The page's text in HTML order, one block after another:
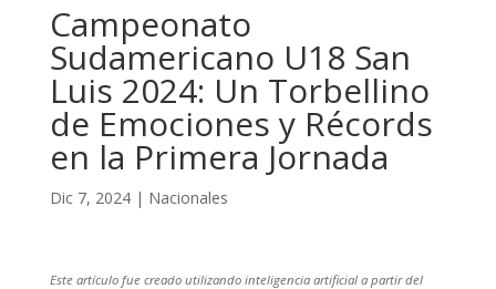
Campeonato
Sudamericano U18 San
Luis 2024: Un Torbellino
de Emociones y Récords
en la Primera Jornada
Dic 7, 2024| Nacionales
Este artículo fue creado utilizando inteligencia artificial a partir del